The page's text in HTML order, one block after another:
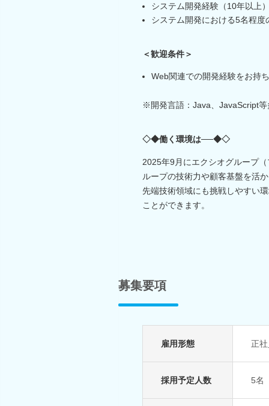
システム開発経験（10年以上
システム開発における5名程
＜歓迎条件＞
Web関連での開発経験をお持
※開発言語：Java、JavaScript等
◇◆働く環境は──◆◇
2025年9月にエクシオグループ
ループの技術力や顧客基盤を活
先端技術領域にも挑戦しやすい
ことができます。
募集要項
雇用形態 正
採用予定人数 5名